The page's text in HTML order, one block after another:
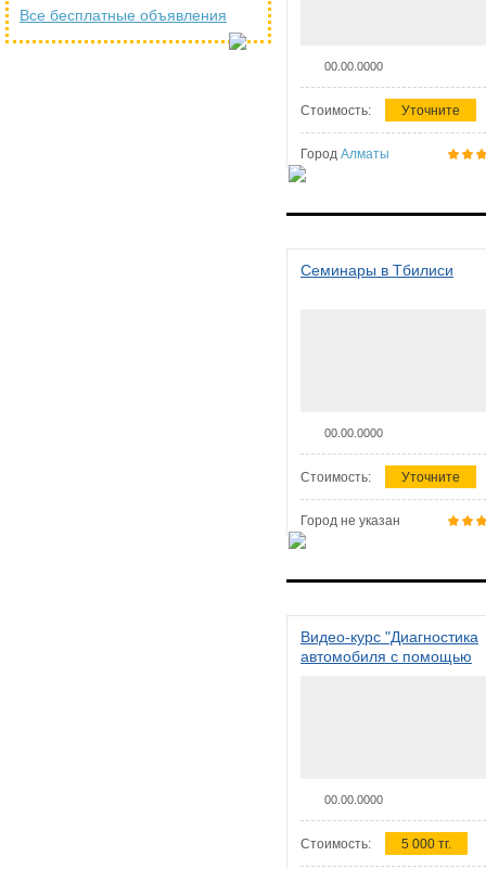
Все бесплатные объявления
00.00.0000
Стоимость: Уточните
Город Алматы
Семинары в Тбилиси
00.00.0000
Стоимость: Уточните
Город не указан
Видео-курс "Диагностика
автомобиля с помощью
00.00.0000
Стоимость: 5 000 тг.